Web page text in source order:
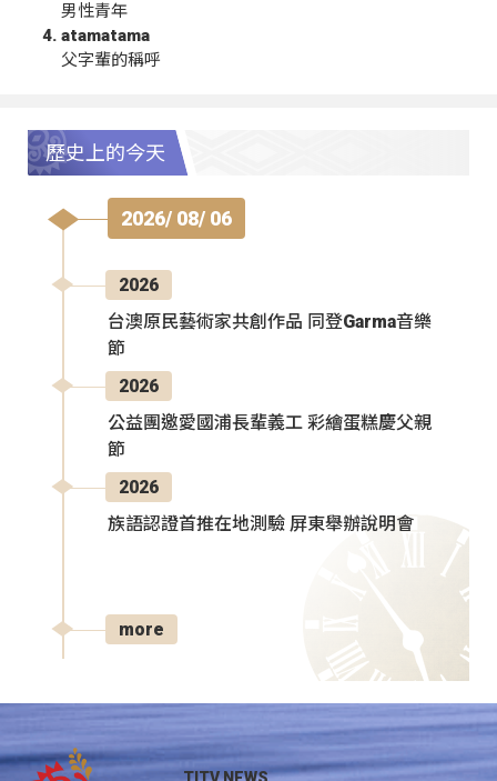
男性青年
atamatama
父字輩的稱呼
歷史上的今天
2026/ 08/ 06
2026
台澳原民藝術家共創作品 同登Garma音樂
節
2026
公益團邀愛國浦長輩義工 彩繪蛋糕慶父親
節
2026
族語認證首推在地測驗 屏東舉辦說明會
more